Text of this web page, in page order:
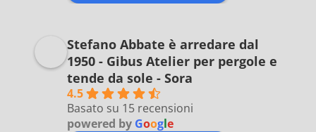
Stefano Abbate è arredare dal
1950 - Gibus Atelier per pergole e
tende da sole - Sora
4.5
Basato su 15 recensioni
powered by Google